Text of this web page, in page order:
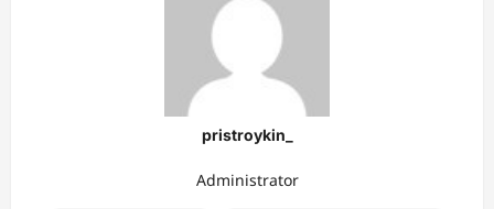
pristroykin_
Administrator